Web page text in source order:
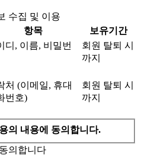
수집 및 이용
항목
보유기간
디, 이름, 비밀번
회원 탈퇴 시
까지
처 (이메일, 휴대
번호)
회원 탈퇴 시
까지
의 내용에 동의합니다.
의합니다